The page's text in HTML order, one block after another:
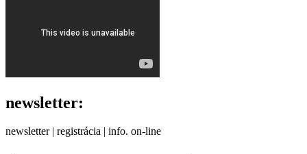
newsletter:
newsletter | registrácia | info. on-line